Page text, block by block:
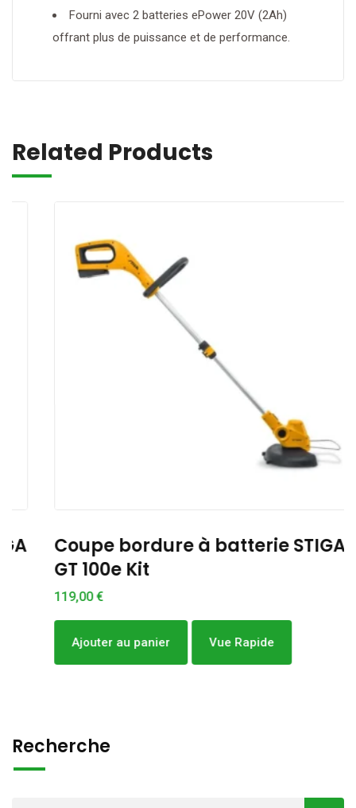
Fourni avec 2 batteries ePower 20V (2Ah)
offrant plus de puissance et de performance.
Related Products
Coupe bordure à batterie STIGA
GT 100e Kit
€
Ajouter au panier Vue Rapide
Recherche